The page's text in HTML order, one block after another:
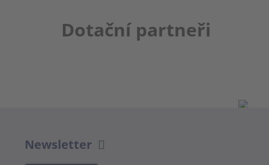
Dotační partneři
Newsletter